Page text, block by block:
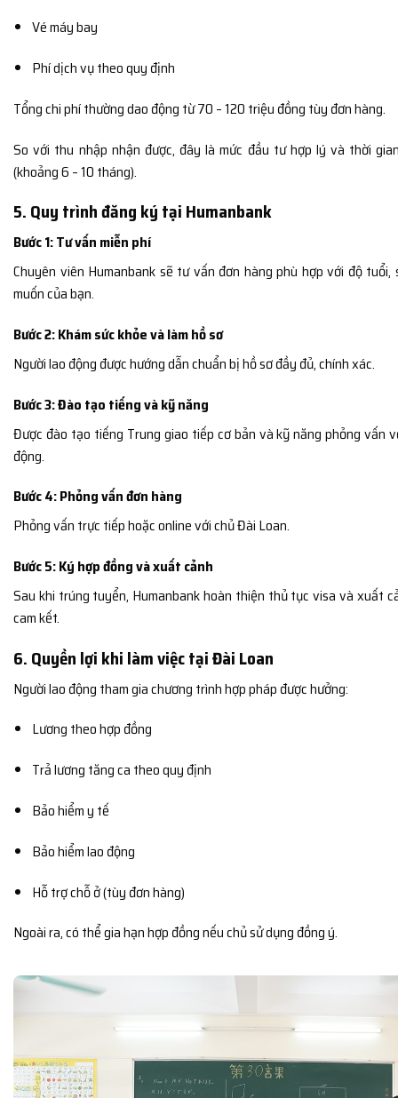
Vé máy bay
Phí dịch vụ theo quy định
Tổng chi phí thường dao động từ 70 – 120 triệu đồng tùy đơn hàng.
So với thu nhập nhận được, đây là mức đầu tư hợp lý và thời
(khoảng 6 – 10 tháng).
5. Quy trình đăng ký tại Humanbank
Bước 1: Tư vấn miễn phí
Chuyên viên Humanbank sẽ tư vấn đơn hàng phù hợp với độ tuổi,
muốn của bạn.
Bước 2: Khám sức khỏe và làm hồ sơ
Người lao động được hướng dẫn chuẩn bị hồ sơ đầy đủ, chính xác.
Bước 3: Đào tạo tiếng và kỹ năng
Được đào tạo tiếng Trung giao tiếp cơ bản và kỹ năng phỏng vấn
động.
Bước 4: Phỏng vấn đơn hàng
Phỏng vấn trực tiếp hoặc online với chủ Đài Loan.
Bước 5: Ký hợp đồng và xuất cảnh
Sau khi trúng tuyển, Humanbank hoàn thiện thủ tục visa và xuất
cam kết.
6. Quyền lợi khi làm việc tại Đài Loan
Người lao động tham gia chương trình hợp pháp được hưởng:
Lương theo hợp đồng
Trả lương tăng ca theo quy định
Bảo hiểm y tế
Bảo hiểm lao động
Hỗ trợ chỗ ở (tùy đơn hàng)
Ngoài ra, có thể gia hạn hợp đồng nếu chủ sử dụng đồng ý.